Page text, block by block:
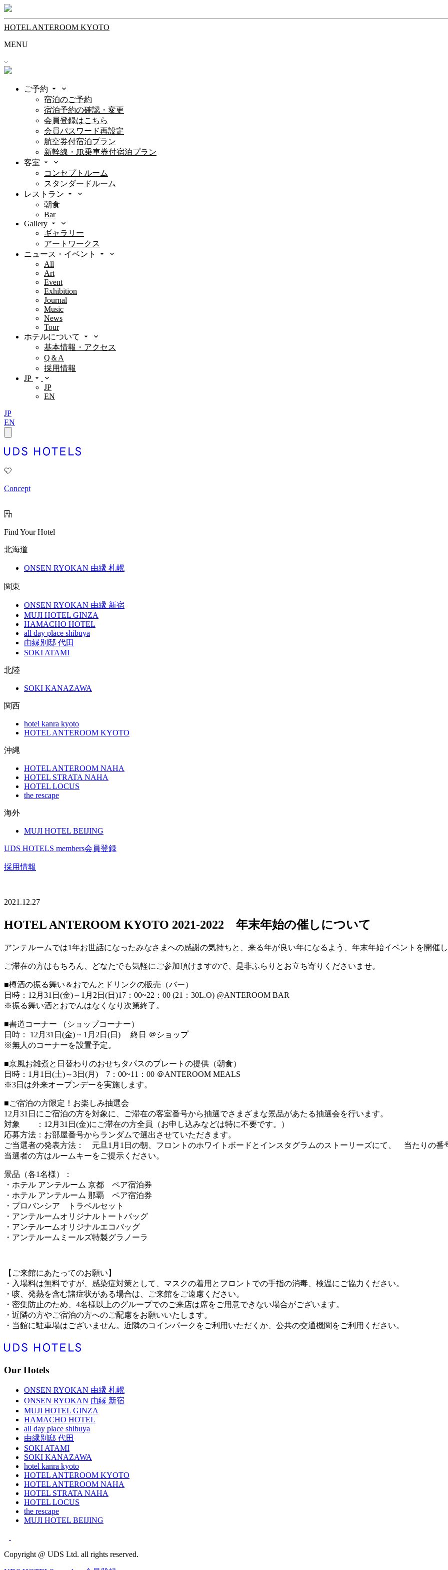
HOTEL ANTEROOM KYOTO
MENU
ご予約
宿泊のご予約
宿泊予約の確認・変更
会員登録はこちら
会員パスワード再設定
航空券付宿泊プラン
新幹線・JR乗車券付宿泊プラン
客室
コンセプトルーム
スタンダードルーム
レストラン
朝食
Bar
Gallery
ギャラリー
アートワークス
ニュース・イベント
All
Art
Event
Exhibition
Journal
Music
News
Tour
ホテルについて
基本情報・アクセス
Q＆A
採用情報
JP
JP
EN
JP
EN
Concept
Find Your Hotel
北海道
ONSEN RYOKAN 由縁 札幌
関東
ONSEN RYOKAN 由縁 新宿
MUJI HOTEL GINZA
HAMACHO HOTEL
all day place shibuya
由縁別邸 代田
SOKI ATAMI
北陸
SOKI KANAZAWA
関西
hotel kanra kyoto
HOTEL ANTEROOM KYOTO
沖縄
HOTEL ANTEROOM NAHA
HOTEL STRATA NAHA
HOTEL LOCUS
the rescape
海外
MUJI HOTEL BEIJING
UDS HOTELS members会員登録
採用情報
2021.12.27
HOTEL ANTEROOM KYOTO 2021-2022 年末年始の催しについて
アンテルームでは1年お世話になったみなさまへの感謝の気持ちと、来る年が良い年になるよう、年末年始イベントを開催
ご滞在の方はもちろん、どなたでも気軽にご参加頂けますので、是非ふらりとお立ち寄りくださいませ。
■樽酒の振る舞い＆おでんとドリンクの販売（バー）
日時：12月31日(金)～1月2日(日)17：00~22：00 (21：30L.O) @ANTEROOM BAR
※振る舞い酒とおでんはなくなり次第終了。
■書道コーナー （ショップコーナー）
日時： 12月31日(金) ~ 1月2日(日) 終日 ＠ショップ
※無人のコーナーを設置予定。
■京風お雑煮と日替わりのおせちタパスのプレートの提供（朝食）
日時：1月1日(土)～3日(月) 7：00~11：00 ＠ANTEROOM MEALS
※3日は外来オープンデーを実施します。
■ご宿泊の方限定！お楽しみ抽選会
12月31日にご宿泊の方を対象に、ご滞在の客室番号から抽選でさまざまな景品があたる抽選会を行います。
対象 ：12月31日(金)にご滞在の方全員（お申し込みなどは特に不要です。）
応募方法：お部屋番号からランダムで選出させていただきます。
ご当選者の発表方法： 元旦1月1日の朝、フロントのホワイトボードとインスタグラムのストーリーズにて、 当たりの番
当選者の方はルームキーをご提示ください。
景品（各1名様）：
・ホテル アンテルーム 京都 ペア宿泊券
・ホテル アンテルーム 那覇 ペア宿泊券
・プロバンシア トラベルセット
・アンテルームオリジナルトートバッグ
・アンテルームオリジナルエコバッグ
・アンテルームミールズ特製グラノーラ
【ご来館にあたってのお願い】
・入場料は無料ですが、感染症対策として、マスクの着用とフロントでの手指の消毒、検温にご協力ください。
・咳、発熱を含む諸症状がある場合は、ご来館をご遠慮ください。
・密集防止のため、4名様以上のグループでのご来店は席をご用意できない場合がございます。
・近隣の方やご宿泊の方へのご配慮をお願いいたします。
・当館に駐車場はございません。近隣のコインパークをご利用いただくか、公共の交通機関をご利用ください。
Our Hotels
ONSEN RYOKAN 由縁 札幌
ONSEN RYOKAN 由縁 新宿
MUJI HOTEL GINZA
HAMACHO HOTEL
all day place shibuya
由縁別邸 代田
SOKI ATAMI
SOKI KANAZAWA
hotel kanra kyoto
HOTEL ANTEROOM KYOTO
HOTEL ANTEROOM NAHA
HOTEL STRATA NAHA
HOTEL LOCUS
the rescape
MUJI HOTEL BEIJING
Copyright @ UDS Ltd. all rights reserved.